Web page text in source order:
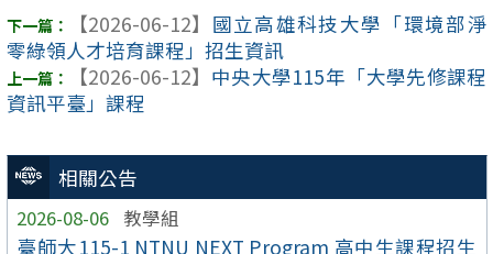
相關公告
2026-08-06 教學組
臺師大115-1 NTNU NEXT Program 高中生課程招生
【2026-06-12】 國立高雄科技大學「環境部淨
零綠領人才培育課程」招生資訊
【2026-06-12】 中央大學115年「大學先修課程
資訊平臺」課程